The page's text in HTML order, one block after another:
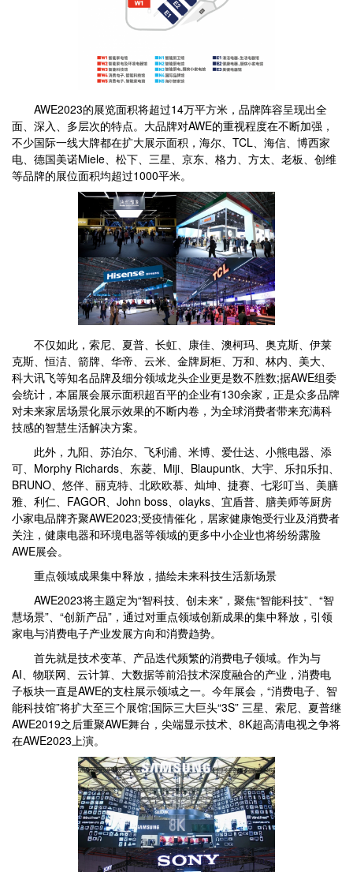
AWE2023的展览面积将超过14万平方米，品牌阵容呈现出全
面、深入、多层次的特点。大品牌对AWE的重视程度在不断加强，
不少国际一线大牌都在扩大展示面积，海尔、TCL、海信、博西家
电、德国美诺Miele、松下、三星、京东、格力、方太、老板、创维
等品牌的展位面积均超过1000平米。
不仅如此，索尼、夏普、长虹、康佳、澳柯玛、奥克斯、伊莱
克斯、恒洁、箭牌、华帝、云米、金牌厨柜、万和、林内、美大、
科大讯飞等知名品牌及细分领域龙头企业更是数不胜数;据AWE组委
会统计，本届展会展示面积超百平的企业有130余家，正是众多品牌
对未来家居场景化展示效果的不断内卷，为全球消费者带来充满科
技感的智慧生活解决方案。
此外，九阳、苏泊尔、飞利浦、米博、爱仕达、小熊电器、添
可、Morphy Richards、东菱、Miji、Blaupuntk、大宇、乐扣乐扣、
BRUNO、悠伴、丽克特、北欧欧慕、灿坤、捷赛、七彩叮当、美膳
雅、利仁、FAGOR、John boss、olayks、宜盾普、膳美师等厨房
小家电品牌齐聚AWE2023;受疫情催化，居家健康饱受行业及消费者
关注，健康电器和环境电器等领域的更多中小企业也将纷纷露脸
AWE展会。
重点领域成果集中释放，描绘未来科技生活新场景
AWE2023将主题定为“智科技、创未来”，聚焦“智能科技”、“智
慧场景”、“创新产品”，通过对重点领域创新成果的集中释放，引领
家电与消费电子产业发展方向和消费趋势。
首先就是技术变革、产品迭代频繁的消费电子领域。作为与
AI、物联网、云计算、大数据等前沿技术深度融合的产业，消费电
子板块一直是AWE的支柱展示领域之一。今年展会，“消费电子、智
能科技馆”将扩大至三个展馆;国际三大巨头“3S” 三星、索尼、夏普继
AWE2019之后重聚AWE舞台，尖端显示技术、8K超高清电视之争将
在AWE2023上演。